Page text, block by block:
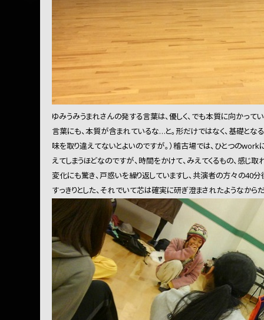
ゆみうみうまれさんの発する言葉は、優しく、でも本質に向かって
言葉にも、本質が含まれているな…と。形だけではなく、基礎とな
味を取り違えてないとよいのですが。）稽古場では、ひとつの
えてしまうほどなのですが、時間をかけて、みえてくるもの、感じ
変化にも驚き、戸惑いを繰り返していますし、共演者の方々の40
すっきりとした、それでいて芯は確実に研ぎ澄まされたようなから